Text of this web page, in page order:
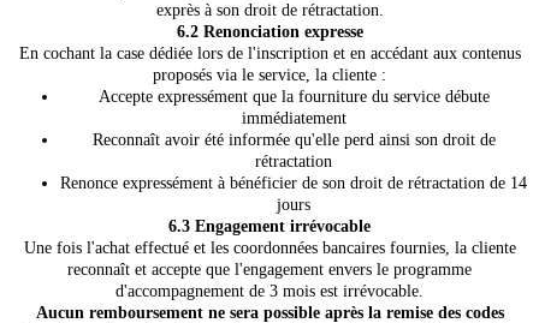
exprès à son droit de rétractation.
6.2 Renonciation expresse
En cochant la case dédiée lors de l'inscription et en accédant aux contenus
proposés via le service, la cliente :
Accepte expressément que la fourniture du service débute
immédiatement
Reconnaît avoir été informée qu'elle perd ainsi son droit de
rétractation
Renonce expressément à bénéficier de son droit de rétractation de 14
jours
6.3 Engagement irrévocable
Une fois l'achat effectué et les coordonnées bancaires fournies, la cliente
reconnaît et accepte que l'engagement envers le programme
d'accompagnement de 3 mois est irrévocable.
Aucun remboursement ne sera possible après la remise des codes